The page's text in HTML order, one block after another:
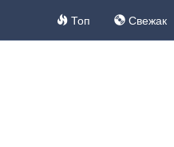
Топ Свежак